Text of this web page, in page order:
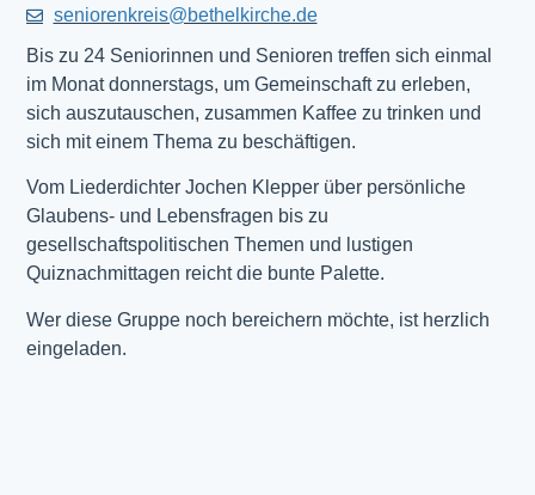
seniorenkreis@bethelkirche.de
Bis zu 24 Seniorinnen und Senioren treffen sich einmal
im Monat donnerstags, um Gemeinschaft zu erleben,
sich auszutauschen, zusammen Kaffee zu trinken und
sich mit einem Thema zu beschäftigen.
Vom Liederdichter Jochen Klepper über persönliche
Glaubens- und Lebensfragen bis zu
gesellschaftspolitischen Themen und lustigen
Quiznachmittagen reicht die bunte Palette.
Wer diese Gruppe noch bereichern möchte, ist herzlich
eingeladen.